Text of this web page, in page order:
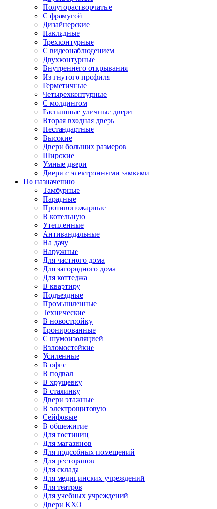
Полуторастворчатые
С фрамугой
Дизайнерские
Накладные
Трехконтурные
С видеонаблюдением
Двухконтурные
Внутреннего открывания
Из гнутого профиля
Герметичные
Четырехконтурные
С молдингом
Распашные уличные двери
Вторая входная дверь
Нестандартные
Высокие
Двери больших размеров
Широкие
Умные двери
Двери с электронными замками
По назначению
Тамбурные
Парадные
Противопожарные
В котельную
Утепленные
Антивандальные
На дачу
Наружные
Для частного дома
Для загородного дома
Для коттеджа
В квартиру
Подъездные
Промышленные
Технические
В новостройку
Бронированные
С шумоизоляцией
Взломостойкие
Усиленные
В офис
В подвал
В хрущевку
В сталинку
Двери этажные
В электрощитовую
Сейфовые
В общежитие
Для гостиниц
Для магазинов
Для подсобных помещений
Для ресторанов
Для склада
Для медицинских учреждений
Для театров
Для учебных учреждений
Двери КХО